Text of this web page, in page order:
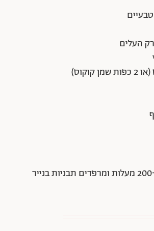
1. מחממים תנור ל-200 מעלות ומרפדים תבניות בנייר